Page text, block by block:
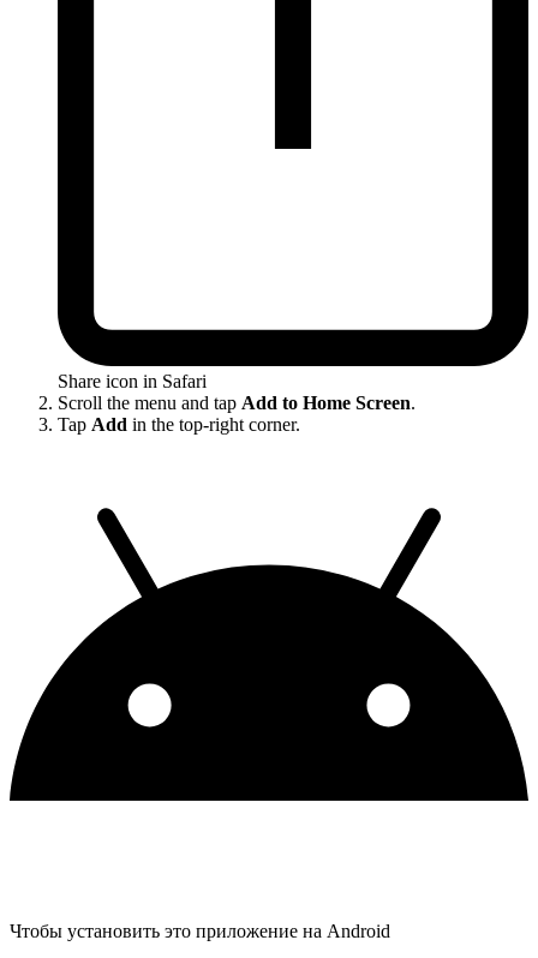
Share icon in Safari
Scroll the menu and tap Add to Home Screen.
Tap Add in the top-right corner.
Чтобы установить это приложение на Android